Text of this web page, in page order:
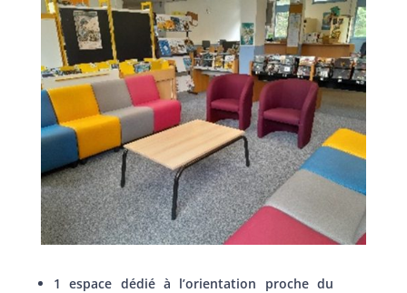
1 espace dédié à l’orientation proche du